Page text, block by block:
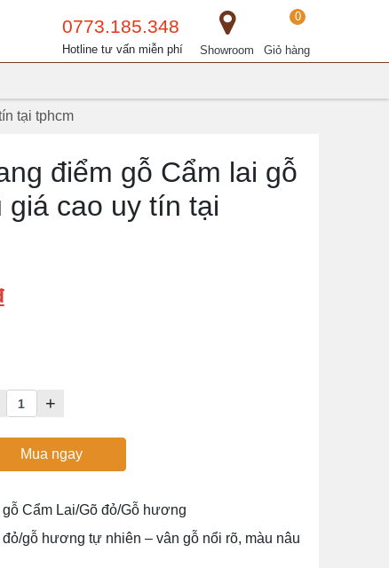
0
Giỏ hàng
Showroom
0773.185.348
Hotline tư vấn miễn phí
tại tphcm
điểm gỗ Cẩm lai gỗ
cao uy tín tại
+
Mua ngay
gỗ Cẩm Lai/Gõ đỏ/Gỗ hương
gỗ hương tự nhiên – vân gỗ nổi rõ, màu nâu